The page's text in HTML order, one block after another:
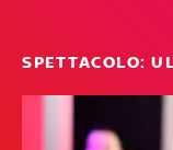
SPETTACOLO: